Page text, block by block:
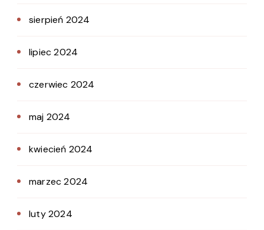
sierpień 2024
lipiec 2024
czerwiec 2024
maj 2024
kwiecień 2024
marzec 2024
luty 2024